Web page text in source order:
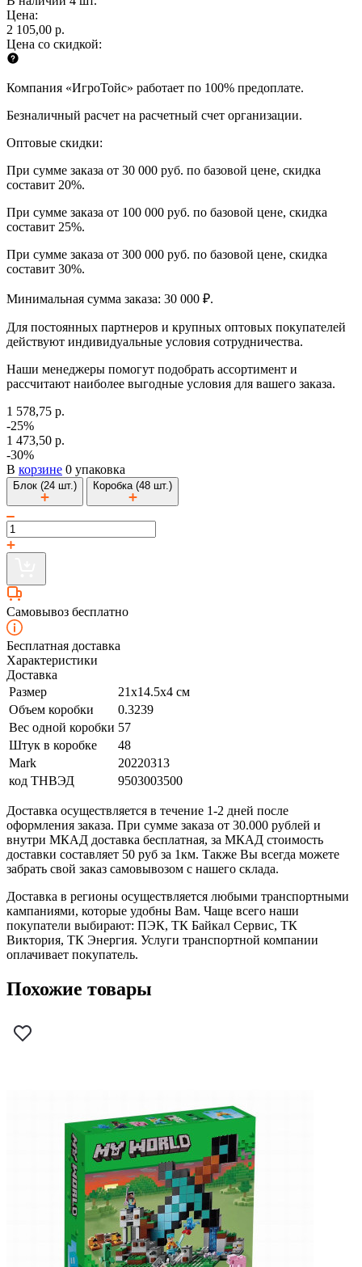
Цена:
2 105,00 р.
Цена со скидкой:
Компания «ИгроТойс» работает по 100% предоплате.
Безналичный расчет на расчетный счет организации.
Оптовые скидки:
При сумме заказа от 30 000 руб. по базовой цене, скидка
составит 20%.
При сумме заказа от 100 000 руб. по базовой цене, скидка
составит 25%.
При сумме заказа от 300 000 руб. по базовой цене, скидка
составит 30%.
Минимальная сумма заказа: 30 000 ₽.
Для постоянных партнеров и крупных оптовых покупателей
действуют индивидуальные условия сотрудничества.
Наши менеджеры помогут подобрать ассортимент и
рассчитают наиболее выгодные условия для вашего заказа.
1 578,75 р.
-25%
1 473,50 р.
-30%
В корзине 0 упаковка
Блок (24 шт.) Коробка (48 шт.)
Самовывоз бесплатно
Бесплатная доставка
Характеристики
Доставка
Размер
21х14.5х4 см
Объем коробки
0.3239
Вес одной коробки 57
Штук в коробке
48
Mark
20220313
код ТНВЭД
9503003500
Доставка осуществляется в течение 1-2 дней после
оформления заказа. При сумме заказа от 30.000 рублей и
внутри МКАД доставка бесплатная, за МКАД стоимость
доставки составляет 50 руб за 1км. Также Вы всегда можете
забрать свой заказ самовывозом с нашего склада.
Доставка в регионы осуществляется любыми транспортными
кампаниями, которые удобны Вам. Чаще всего наши
покупатели выбирают: ПЭК, ТК Байкал Сервис, ТК
Виктория, ТК Энергия. Услуги транспортной компании
оплачивает покупатель.
Похожие товары